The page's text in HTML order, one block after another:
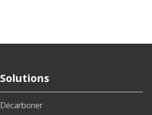
Solutions
Décarboner